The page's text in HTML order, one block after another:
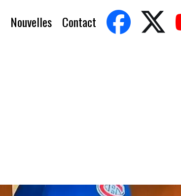
Nouvelles Contact